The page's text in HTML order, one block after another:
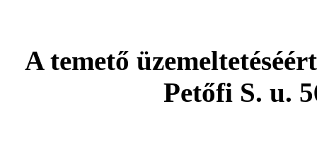
A temető
Petőfi S. u.